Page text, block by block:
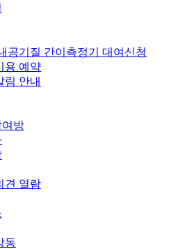
공기질 간이측정기 대여신청
용 예약
림 안내
여방
견 열람
동